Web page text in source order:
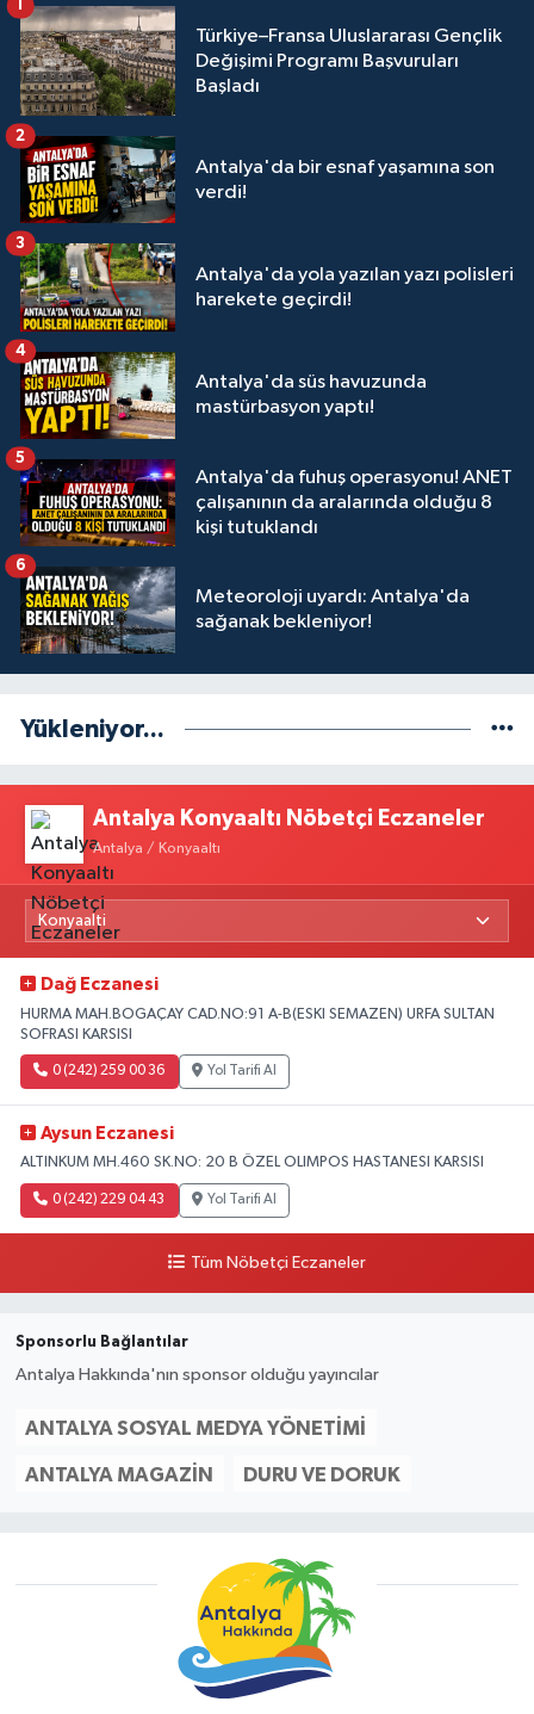
Türkiye–Fransa Uluslararası Gençlik
Değişimi Programı Başvuruları
Başladı
Antalya'da bir esnaf yaşamına son
verdi!
2
Antalya'da yola yazılan yazı polisleri
harekete geçirdi!
3
Antalya'da süs havuzunda
mastürbasyon yaptı!
4
Antalya'da fuhuş operasyonu! ANET
çalışanının da aralarında olduğu 8
kişi tutuklandı
5
Meteoroloji uyardı: Antalya'da
sağanak bekleniyor!
6
Yükleniyor...
Antalya Konyaaltı Nöbetçi Eczaneler
Antalya / Konyaaltı
Dağ Eczanesi
HURMA MAH.BOGAÇAY CAD.NO:91 A-B(ESKI SEMAZEN) URFA SULTAN
SOFRASI KARSISI
0 (242) 259 00 36 Yol Tarifi Al
Aysun Eczanesi
ALTINKUM MH.460 SK.NO: 20 B ÖZEL OLIMPOS HASTANESI KARSISI
0 (242) 229 04 43 Yol Tarifi Al
Tüm Nöbetçi Eczaneler
Sponsorlu Bağlantılar
Antalya Hakkında'nın sponsor olduğu yayıncılar
ANTALYA SOSYAL MEDYA YÖNETIMI
ANTALYA MAGAZIN DURU VE DORUK